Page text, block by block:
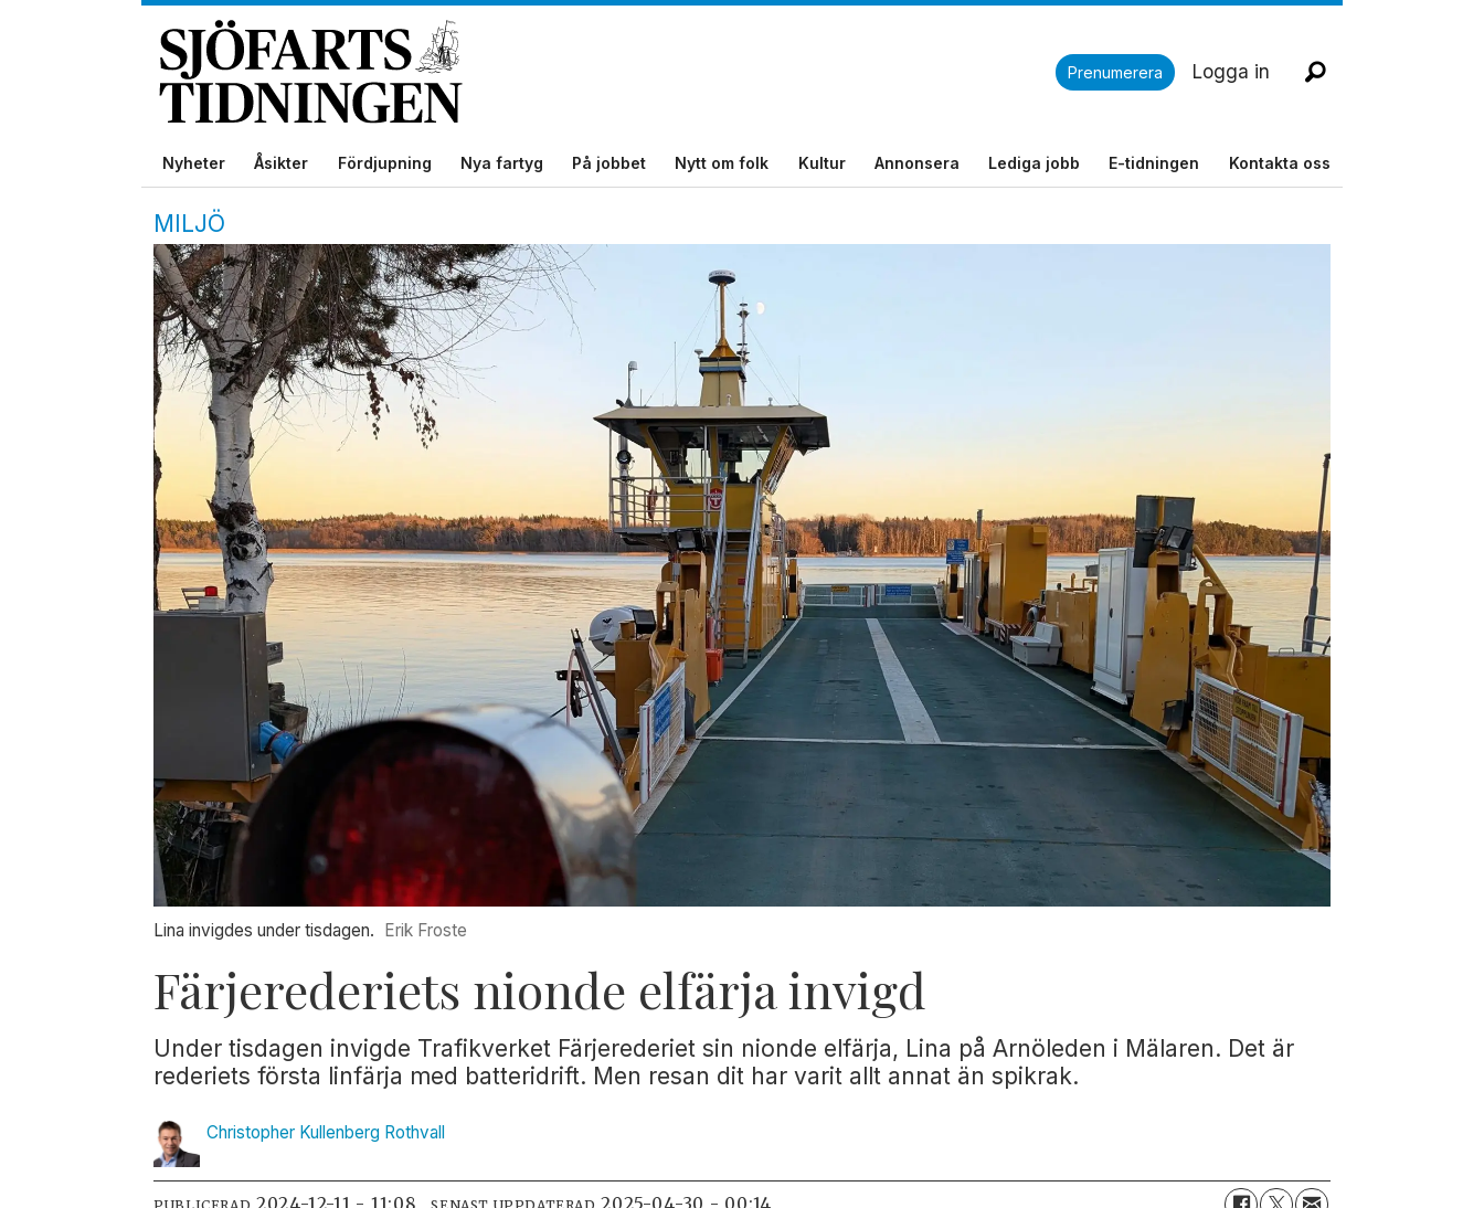
Prenumerera Logga in
Nyheter Åsikter Fördjupning Nya fartyg På jobbet Nytt om folk Kultur Annonsera Lediga jobb E-tidningen Kontakta oss
MILJÖ
Lina invigdes under tisdagen. Erik Froste
Färjerederiets nionde elfärja invigd
Under tisdagen invigde Trafikverket Färjerederiet sin nionde elfärja, Lina på Arnöleden i Mälaren. Det är
rederiets första linfärja med batteridrift. Men resan dit har varit allt annat än spikrak.
Christopher Kullenberg Rothvall